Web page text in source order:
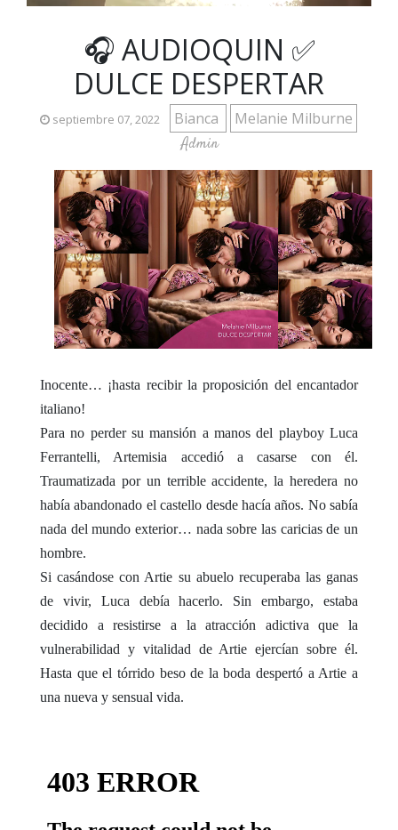
🎧 AUDIOQUIN ✅
DULCE DESPERTAR
septiembre 07, 2022 Bianca Melanie Milburne
Admin
Inocente… ¡hasta recibir la proposición del encantador
italiano!
Para no perder su mansión a manos del playboy Luca
Ferrantelli, Artemisia accedió a casarse con él.
Traumatizada por un terrible accidente, la heredera no
había abandonado el castello desde hacía años. No sabía
nada del mundo exterior… nada sobre las caricias de un
hombre.
Si casándose con Artie su abuelo recuperaba las ganas
de vivir, Luca debía hacerlo. Sin embargo, estaba
decidido a resistirse a la atracción adictiva que la
vulnerabilidad y vitalidad de Artie ejercían sobre él.
Hasta que el tórrido beso de la boda despertó a Artie a
una nueva y sensual vida.